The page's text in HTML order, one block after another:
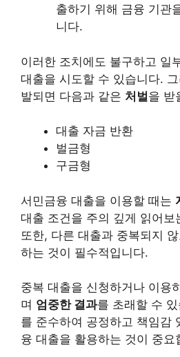
출하기 위해 금융 기관
니다.
이러한 조치에도 불구하고 일
대출을 시도할 수 있습니다.
발되면 다음과 같은 처벌을 받
대출 자금 반환
벌금형
구금형
서민금융 대출을 이용할 때는
대출 조건을 주의 깊게 읽어보
또한, 다른 대출과 중복되지
하는 것이 필수적입니다.
중복 대출을 신청하거나 이용
며 엄중한 결과를 초래할 수
를 준수하여 공정하고 책임감
융 대출을 활용하는 것이 중요